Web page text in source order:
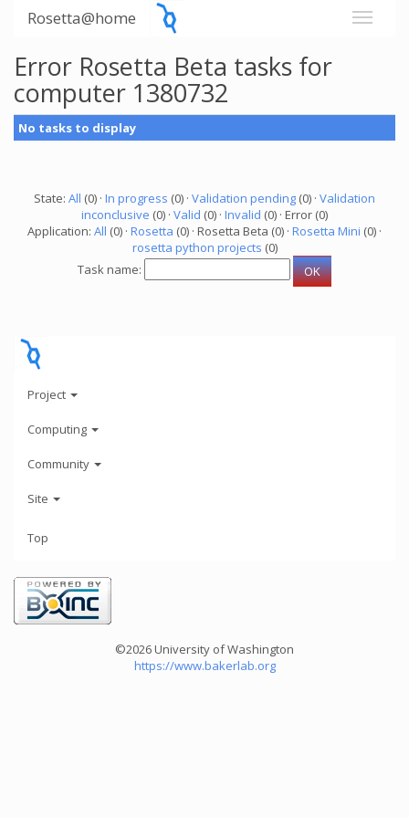
Rosetta@home
Error Rosetta Beta tasks for
computer 1380732
No tasks to display
State: All (0) · In progress (0) · Validation pending (0) · Validation
inconclusive (0) · Valid (0) · Invalid (0) · Error (0)
Application: All (0) · Rosetta (0) · Rosetta Beta (0) · Rosetta Mini (0) ·
rosetta python projects (0)
Task name:
Project
Computing
Community
Site
Top
©2026 University of Washington
https://www.bakerlab.org